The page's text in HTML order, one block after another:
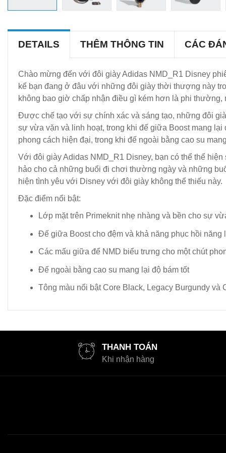
DETAILS THÊM THÔNG TIN CÁC
Chào mừng đến với đôi giày Adidas NMD_R1 Disney
kể bạn đang ở đâu với những đôi giày thời thượng này
không bao giờ chấp nhận điều gì kém hơn là phi
Được chế tạo với sự chính xác và sáng tạo, những đôi
sự vừa vặn và linh hoạt, trong khi đế giữa Boost mang
phong cách hiện đại, trong khi đế ngoài bằng cao su
Với đôi giày Adidas NMD_R1 Disney, bạn có thể thể
hảo cho cả những buổi đi chơi thường ngày và những
hiện tình yêu với Disney với đôi giày không thể thiếu này.
Đặc điểm nổi bật:
Lớp mặt trên Primeknit nhẹ nhàng và bền cho sự
Đế giữa Boost cho đệm và khả năng phục hồi năng
Các mấu giữa đế NMD biểu trưng cho một chút
Đế ngoài bằng cao su mang lại độ bám tốt
Tông màu nổi bật Core Black, Legacy Burgundy và
THANH TOÁN
Khi nhận hàng